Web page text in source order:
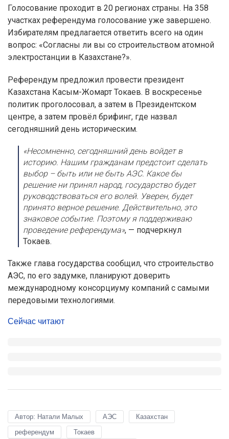
Голосование проходит в 20 регионах страны. На 358
участках референдума голосование уже завершено.
Избирателям предлагается ответить всего на один
вопрос: «Согласны ли вы со строительством атомной
электростанции в Казахстане?».
Референдум предложил провести президент
Казахстана Касым-Жомарт Токаев. В воскресенье
политик проголосовал, а затем в Президентском
центре, а затем провёл брифинг, где назвал
сегодняшний день историческим.
«Несомненно, сегодняшний день войдет в
историю. Нашим гражданам предстоит сделать
выбор – быть или не быть АЭС. Какое бы
решение ни принял народ, государство будет
руководствоваться его волей. Уверен, будет
принято верное решение. Действительно, это
знаковое событие. Поэтому я поддерживаю
проведение референдума», — подчеркнул
Токаев.
Также глава государства сообщил, что строительство
АЭС, по его задумке, планируют доверить
международному консорциуму компаний с самыми
передовыми технологиями.
Сейчас читают
Автор: Натали Малых АЭС
Казахстан
референдум
Токаев